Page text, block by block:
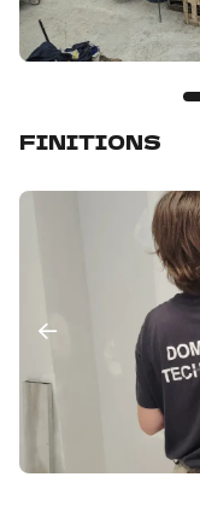
FINITIONS